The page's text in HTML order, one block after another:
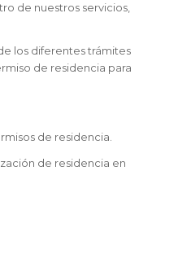
de nuestros servicios,
los diferentes trámites
de residencia para
de residencia.
de residencia en